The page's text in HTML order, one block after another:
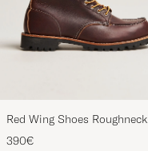
Red Wing Shoes Roughneck
Boot Briar Oil Slick Leather
390€